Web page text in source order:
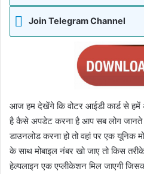
Join Telegram Channel
आज हम देखेंगे कि वोटर आईडी कार्ड से हमें
है कैसे अपडेट करना है आप सब लोग जानते
डाउनलोड करना हो तो वहां पर एक यूनिक
के साथ मोबाइल नंबर खो जाए तो किस
हेल्पलाइन एक एप्लीकेशन मिल जाएगी